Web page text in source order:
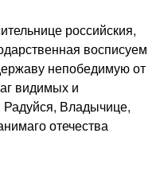
российския,
восписуем
непобедимую от
видимых и
Владычице,
отечества